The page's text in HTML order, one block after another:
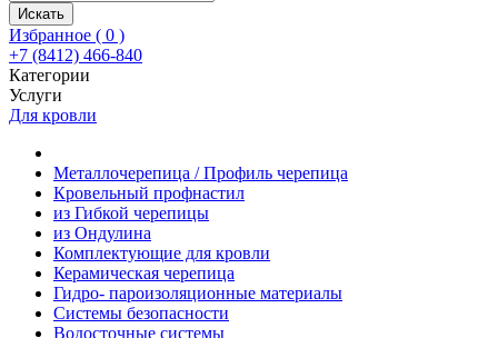
Искать
Избранное ( 0 )
+7 (8412) 466-840
Категории
Услуги
Для кровли
Металлочерепица / Профиль черепица
Кровельный профнастил
из Гибкой черепицы
из Ондулина
Комплектующие для кровли
Керамическая черепица
Гидро- пароизоляционные материалы
Системы безопасности
Водосточные системы